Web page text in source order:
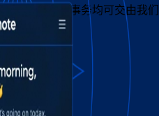
人才，其余事务均可交由我们